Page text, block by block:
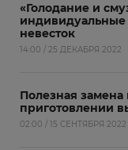
«Голодание и
невесток
14:00 / 25 ДЕКАБРЯ 2022
Полезная
приготовлении
02:00 / 15 СЕНТЯБРЯ 2022